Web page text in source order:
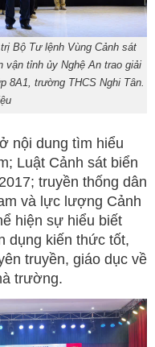
Bộ Tư lệnh Vùng Cảnh sát
vận tỉnh ủy Nghệ An trao giải
8A1, trường THCS Nghi Tân.
nội dung tìm hiểu
Luật Cảnh sát biển
truyền thống dân
và lực lượng Cảnh
hiện sự hiểu biết
dụng kiến thức tốt,
truyền, giáo dục về
trường.